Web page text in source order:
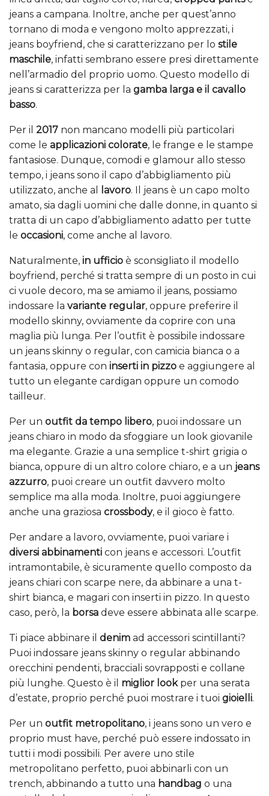
jeans a campana. Inoltre, anche per quest’anno
tornano di moda e vengono molto apprezzati, i
jeans boyfriend, che si caratterizzano per lo stile
maschile, infatti sembrano essere presi direttamente
nell’armadio del proprio uomo. Questo modello di
jeans si caratterizza per la gamba larga e il cavallo
basso.
Per il 2017 non mancano modelli più particolari
come le applicazioni colorate, le frange e le stampe
fantasiose. Dunque, comodi e glamour allo stesso
tempo, i jeans sono il capo d’abbigliamento più
utilizzato, anche al
lavoro. Il jeans è un capo molto
amato, sia dagli uomini che dalle donne, in quanto si
tratta di un capo d’abbigliamento adatto per tutte
le occasioni, come anche al lavoro.
Naturalmente, in ufficio è sconsigliato il modello
boyfriend, perché si tratta sempre di un posto in cui
ci vuole decoro, ma se amiamo il jeans, possiamo
indossare la variante regular, oppure preferire il
modello skinny, ovviamente da coprire con una
maglia più lunga. Per l’outfit è possibile indossare
un jeans skinny o regular, con camicia bianca o a
fantasia, oppure con inserti in pizzo e aggiungere al
tutto un elegante cardigan oppure un comodo
tailleur.
Per un outfit da tempo libero, puoi indossare un
jeans chiaro in modo da sfoggiare un look giovanile
ma elegante. Grazie a una semplice t-shirt grigia o
bianca, oppure di un altro colore chiaro, e a un jeans
azzurro, puoi creare un outfit davvero molto
semplice ma alla moda. Inoltre, puoi aggiungere
anche una graziosa crossbody, e il gioco è fatto.
Per andare a lavoro, ovviamente, puoi variare i
diversi abbinamenti con jeans e accessori. L’outfit
intramontabile, è sicuramente quello composto da
jeans chiari con scarpe nere, da abbinare a una t-
shirt bianca, e magari con inserti in pizzo. In questo
caso, però, la borsa deve essere abbinata alle scarpe.
Ti piace abbinare il denim ad accessori scintillanti?
Puoi indossare jeans skinny o regular abbinando
orecchini pendenti, bracciali sovrapposti e collane
più lunghe. Questo è il miglior lookper una serata
d’estate, proprio perché puoi mostrare i tuoi gioielli.
Per un outfit metropolitano, i jeans sono un vero e
proprio must have, perché può essere indossato in
tutti i modi possibili. Per avere uno stile
metropolitano perfetto, puoi abbinarli con un
trench, abbinando a tutto una handbag o una